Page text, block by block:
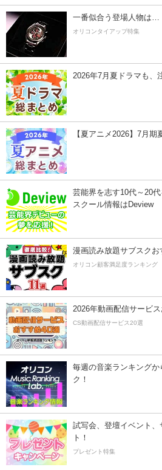
一番似合う登場人物は…
オリコンタイアップ特集
2026年7月夏ドラマも、
【夏アニメ2026】7月期
芸能界を志す10代～20
スクール情報はDeview
漫画読み放題サブスクお
オリコン顧客満足度ランキング
2026年動画配信サービ
CS動画配信サービス20選
毎週の音楽ランキング
ク！
試写会、登壇イベント
ト！
プレゼント特集